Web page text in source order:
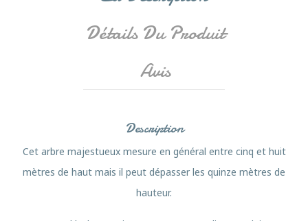
Détails Du Produit
Avis
Description
Cet arbre majestueux mesure en général entre cinq et huit
mètres de haut mais il peut dépasser les quinze mètres de
hauteur.